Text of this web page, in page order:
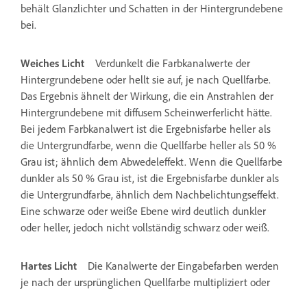
behält Glanzlichter und Schatten in der Hintergrundebene
bei.
Weiches Licht
Verdunkelt die Farbkanalwerte der
Hintergrundebene oder hellt sie auf, je nach Quellfarbe.
Das Ergebnis ähnelt der Wirkung, die ein Anstrahlen der
Hintergrundebene mit diffusem Scheinwerferlicht hätte.
Bei jedem Farbkanalwert ist die Ergebnisfarbe heller als
die Untergrundfarbe, wenn die Quellfarbe heller als 50 %
Grau ist; ähnlich dem Abwedeleffekt. Wenn die Quellfarbe
dunkler als 50 % Grau ist, ist die Ergebnisfarbe dunkler als
die Untergrundfarbe, ähnlich dem Nachbelichtungseffekt.
Eine schwarze oder weiße Ebene wird deutlich dunkler
oder heller, jedoch nicht vollständig schwarz oder weiß.
Hartes Licht
Die Kanalwerte der Eingabefarben werden
je nach der ursprünglichen Quellfarbe multipliziert oder